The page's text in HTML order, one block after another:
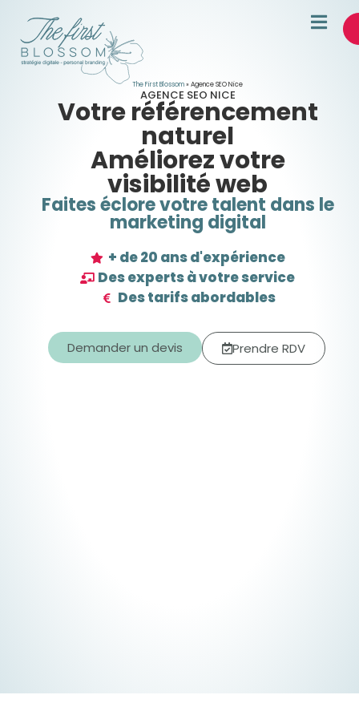
The First Blossom»Agence SEO Nice
AGENCE SEO NICE
Votre référencement
naturel
Améliorez votre
visibilité web
Faites éclore votre talent dans le
marketing digital
+ de 20 ans d'expérience
Des experts à votre service
Des tarifs abordables
Demander un devis Prendre RDV